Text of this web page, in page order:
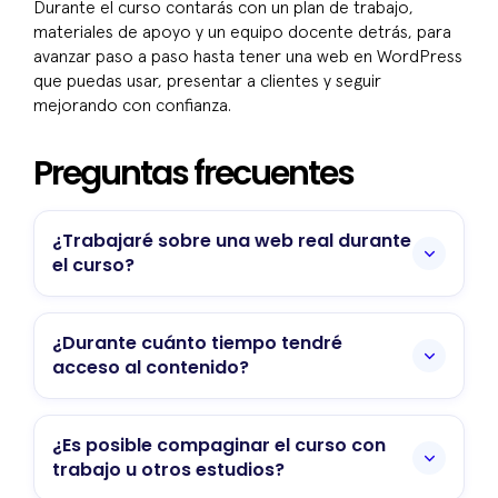
Durante el curso contarás con un plan de trabajo,
materiales de apoyo y un equipo docente detrás, para
avanzar paso a paso hasta tener una web en WordPress
que puedas usar, presentar a clientes y seguir
mejorando con confianza.
Preguntas frecuentes
¿Trabajaré sobre una web real durante
el curso?
Sí, es lo más recomendable. Te animaremos
a aplicar cada módulo sobre tu propia web o
proyecto para que todo lo que aprendas se
traduzca en avances concretos.
¿Durante cuánto tiempo tendré
acceso al contenido?
La duración del acceso al campus y a los
materiales se especifica en la página oficial
del curso, donde encontrarás la información
¿Es posible compaginar el curso con
trabajo u otros estudios?